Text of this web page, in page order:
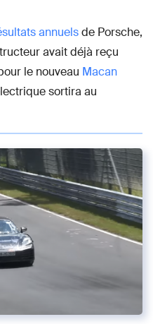
annuelsde Porsche,
avait déjà reçu
le nouveau Macan
sortira au